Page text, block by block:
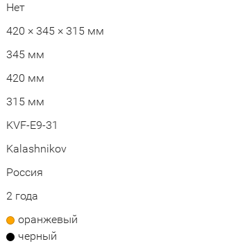
Нет
420 × 345 × 315 мм
345 мм
420 мм
315 мм
KVF-E9-31
Kalashnikov
Россия
2 года
оранжевый
черный